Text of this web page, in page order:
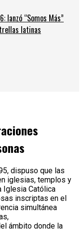
lanzó “Somos Más”
latinas
dispuso que las
iglesias, templos y
Iglesia Católica
inscriptas en el
simultánea
ámbito donde la